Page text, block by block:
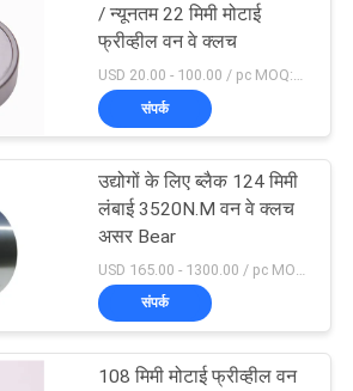
/ न्यूनतम 22 मिमी मोटाई
फ्रीव्हील वन वे क्लच
संपर्क
उद्योगों के लिए ब्लैक 124 मिमी
लंबाई 3520N.M वन वे क्लच
असर Bear
संपर्क
108 मिमी मोटाई फ्रीव्हील वन